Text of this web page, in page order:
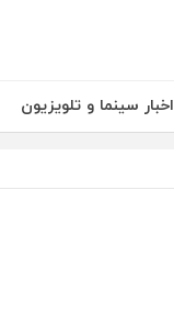
اخبار سینما و تلویزیون